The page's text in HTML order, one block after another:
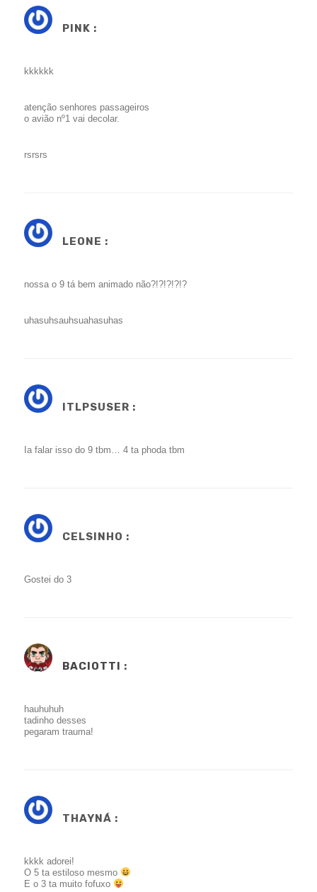
PINK :
kkkkkk
atenção senhores passageiros
o avião nº1 vai decolar.
rsrsrs
LEONE :
nossa o 9 tá bem animado não?!?!?!?!?
uhasuhsauhsuahasuhas
ITLPSUSER :
Ia falar isso do 9 tbm… 4 ta phoda tbm
CELSINHO :
Gostei do 3
BACIOTTI :
hauhuhuh
tadinho desses
pegaram trauma!
THAYNÁ :
kkkk adorei!
O 5 ta estiloso mesmo
E o 3 ta muito fofuxo